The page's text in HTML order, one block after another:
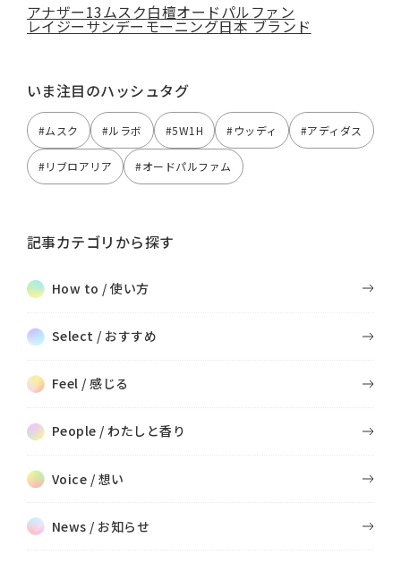
アナザー13ムスク白檀オードパルファン
レイジーサンデーモーニング日本 ブランド
いま注目のハッシュタグ
#ムスク #ルラボ #5W1H #ウッディ #アディダス
#リブロアリア #オードパルファム
記事カテゴリから探す
How to / 使い方
Select / おすすめ
Feel / 感じる
People / わたしと香り
Voice / 想い
News / お知らせ